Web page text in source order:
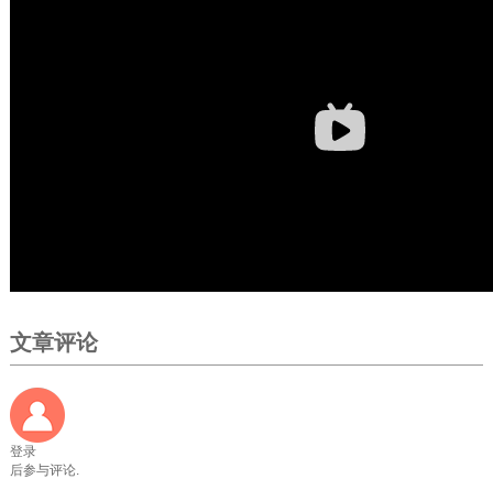
文章评论
登录
后参与评论.